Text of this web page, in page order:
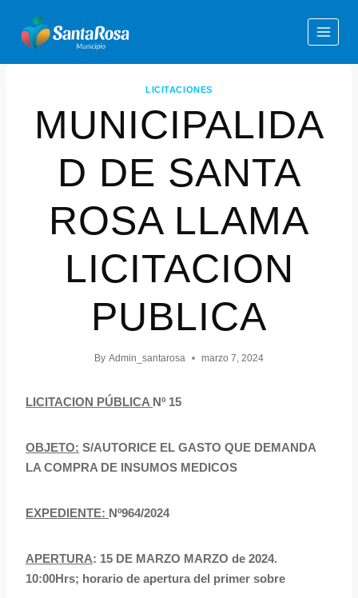
LICITACIONES
MUNICIPALIDA
D DE SANTA
ROSA LLAMA
LICITACION
PUBLICA
By Admin_santarosa marzo 7, 2024
LICITACION PÚBLICA Nº 15
OBJETO: S/AUTORICE EL GASTO QUE DEMANDA
LA COMPRA DE INSUMOS MEDICOS
EXPEDIENTE: Nº964/2024
APERTURA: 15 DE MARZO MARZO de 2024.
10:00Hrs; horario de apertura del primer sobre